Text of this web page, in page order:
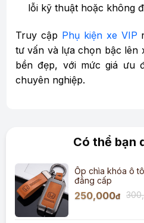
lỗi kỹ thuật hoặc không
Truy cập Phụ kiện xe VIP
tư vấn và lựa chọn bậc lên
bền đẹp, với mức giá ưu
chuyên nghiệp.
Có thể bạn
Ốp chìa khóa ô
đẳng cấp
250,000đ